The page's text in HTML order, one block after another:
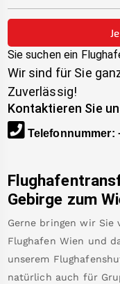
Sie suchen ein
Wir sind für Sie
Zuverlässig!
Kontaktieren Sie
Telefonnummer:
Gebirge zum
Gerne bringen wir Sie
Flughafen Wien und
unserem
natürlich auch für